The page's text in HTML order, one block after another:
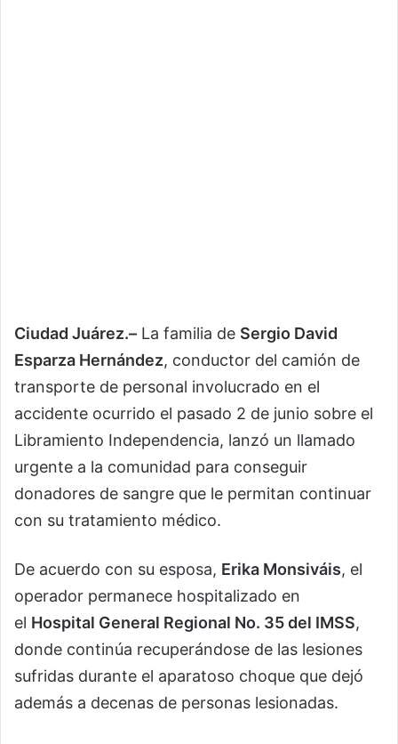
Ciudad Juárez.– La familia de Sergio David
Esparza Hernández, conductor del camión de
transporte de personal involucrado en el
accidente ocurrido el pasado 2 de junio sobre el
Libramiento Independencia, lanzó un llamado
urgente a la comunidad para conseguir
donadores de sangre que le permitan continuar
con su tratamiento médico.
De acuerdo con su esposa, Erika Monsiváis, el
operador permanece hospitalizado en
el Hospital General Regional No. 35 del IMSS,
donde continúa recuperándose de las lesiones
sufridas durante el aparatoso choque que dejó
además a decenas de personas lesionadas.